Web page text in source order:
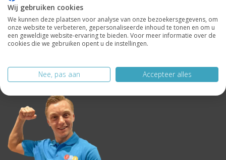
Openingstijden winkel
Contact
Wij gebruiken cookies
We kunnen deze plaatsen voor analyse van onze bezoekersgegevens, om
onze website te verbeteren, gepersonaliseerde inhoud te tonen en om u
een geweldige website-ervaring te bieden. Voor meer informatie over de
cookies die we gebruiken opent u de instellingen.
Nee, pas aan Accepteer alles